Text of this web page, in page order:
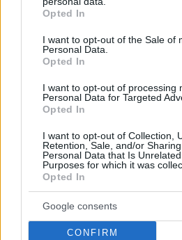
grant or deny consent to Google
use your data for below specified
consent section.
Opted In
I want to opt-out of the Sale of
Personal Data.
Opted In
I want to opt-out of processing
Personal Data for Targeted
Opted In
I want to opt-out of Collection,
Retention, Sale, and/or
Personal Data that Is
Purposes for which it was
Opted In
Google consents
CONFIRM
άνδρες όπως εσύ που έχουν
ωριμότητα και την ανοιχτότητα
Η διαδικασία εύρεσης του
πείσου μόνος σου πόσες
πλατφόρμα μας.
Ragebait
17.05.2026, 01:01
Βαρβατο...ο πατέρας του
Τασκένδη ζεί στην Ελλάδα από
70, θα ζητήσετε την απέλαση